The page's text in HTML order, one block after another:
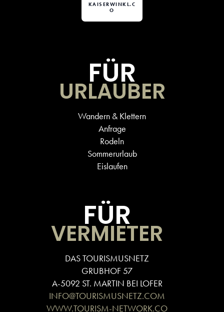
KAISERWINKL.C
O
FÜR
URLAUBER
Wandern & Klettern
Anfrage
Rodeln
Sommerurlaub
Eislaufen
FÜR
VERMIETER
DAS TOURISMUSNETZ
GRUBHOF 57
A-5092 ST. MARTIN BEI LOFER
INFO@TOURISMUSNETZ.COM
WWW.TOURISM-NETWORK.CO